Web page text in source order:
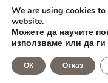
We are using cookies
website.
Можете да научите
използваме или да
ОК Отказ
Любими
0
КоличкаПрофил